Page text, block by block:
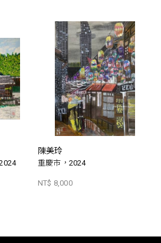
陳美玲
重慶市，2024
NT$ 8,000